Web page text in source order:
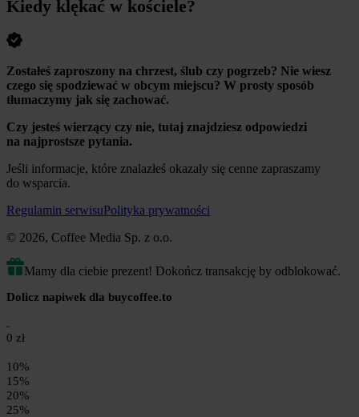
Kiedy klękać w kościele?
Zostałeś zaproszony na chrzest, ślub czy pogrzeb? Nie wiesz
czego się spodziewać w obcym miejscu? W prosty sposób
tłumaczymy jak się zachować.
Czy jesteś wierzący czy nie, tutaj znajdziesz odpowiedzi
na najprostsze pytania.
Jeśli informacje, które znalazłeś okazały się cenne zapraszamy
do wsparcia.
Regulamin serwisuPolityka prywatności
© 2026, Coffee Media Sp. z o.o.
Mamy dla ciebie prezent! Dokończ transakcję by odblokować.
Dolicz napiwek dla buycoffee.to
0 zł
10%
15%
20%
25%